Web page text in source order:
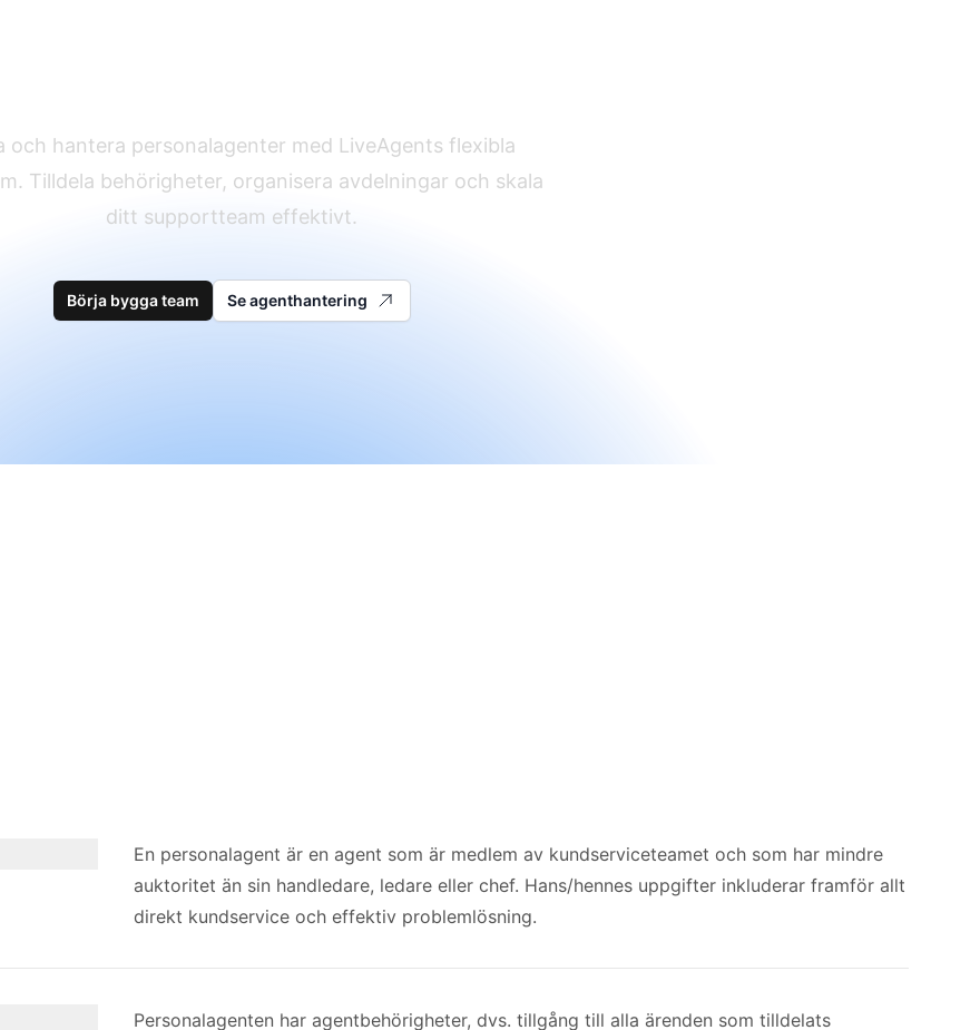
och hantera personalagenter med LiveAgents flexibla
Tilldela behörigheter, organisera avdelningar och skala
ditt supportteam effektivt.
Börja bygga team Se agenthantering
En personalagent är en agent som är medlem av kundserviceteamet och som har mindre
auktoritet än sin handledare, ledare eller chef. Hans/hennes uppgifter inkluderar framför allt
direkt kundservice och effektiv problemlösning.
Personalagenten har agentbehörigheter, dvs. tillgång till alla ärenden som tilldelats